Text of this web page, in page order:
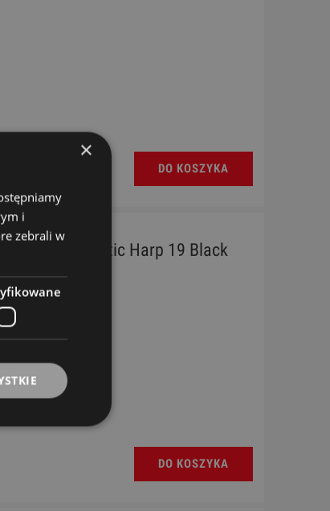
DO KOSZYKA
BW BK Celtic Harp 19 Black
DO KOSZYKA
×
i
zebrali w